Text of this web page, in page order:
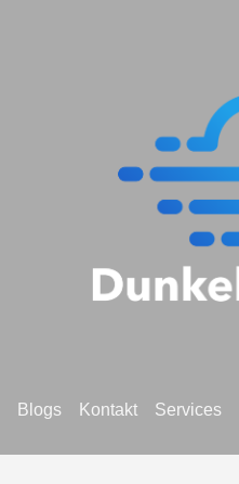
Blogs Kontakt Services